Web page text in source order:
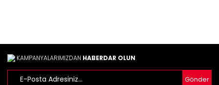
KAMPANYALARIMIZDAN HABERDAR OLUN
Gönder